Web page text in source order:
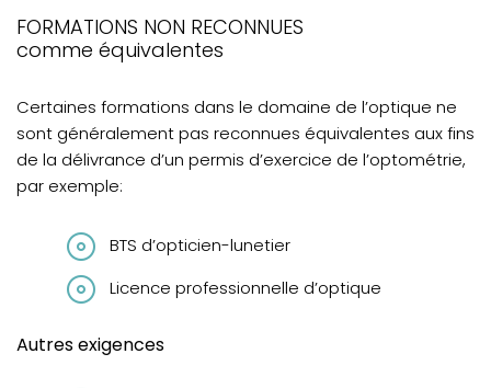
FORMATIONS NON RECONNUES
comme équivalentes
Certaines formations dans le domaine de l’optique ne
sont généralement pas reconnues équivalentes aux fins
de la délivrance d’un permis d’exercice de l’optométrie,
par exemple:
BTS d’opticien-lunetier
Licence professionnelle d’optique
Autres exigences